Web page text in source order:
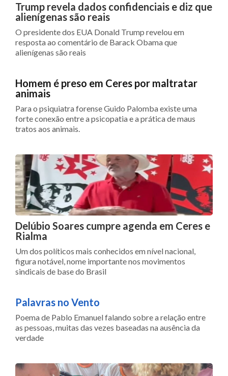
Trump revela dados confidenciais e diz que
alienígenas são reais
O presidente dos EUA Donald Trump revelou em
resposta ao comentário de Barack Obama que
alienígenas são reais
Homem é preso em Ceres por maltratar
animais
Para o psiquiatra forense Guido Palomba existe uma
forte conexão entre a psicopatia e a prática de maus
tratos aos animais.
Delúbio Soares cumpre agenda em Ceres e
Rialma
Um dos políticos mais conhecidos em nível nacional,
figura notável, nome importante nos movimentos
sindicais de base do Brasil
Palavras no Vento
Poema de Pablo Emanuel falando sobre a relação entre
as pessoas, muitas das vezes baseadas na ausência da
verdade